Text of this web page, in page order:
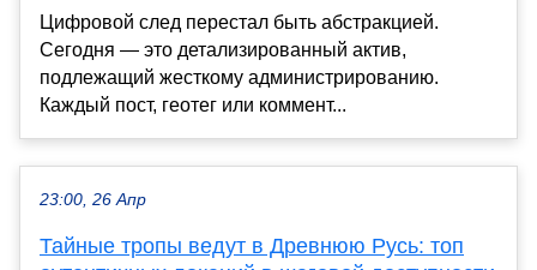
Цифровой след перестал быть абстракцией.
Сегодня — это детализированный актив,
подлежащий жесткому администрированию.
Каждый пост, геотег или коммент...
23:00, 26 Апр
Тайные тропы ведут в Древнюю Русь: топ